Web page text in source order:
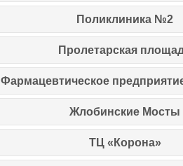
Поликлиника №2
Пролетарская
Фармацевтическое
Жлобинские Мосты
ТЦ «Корона»